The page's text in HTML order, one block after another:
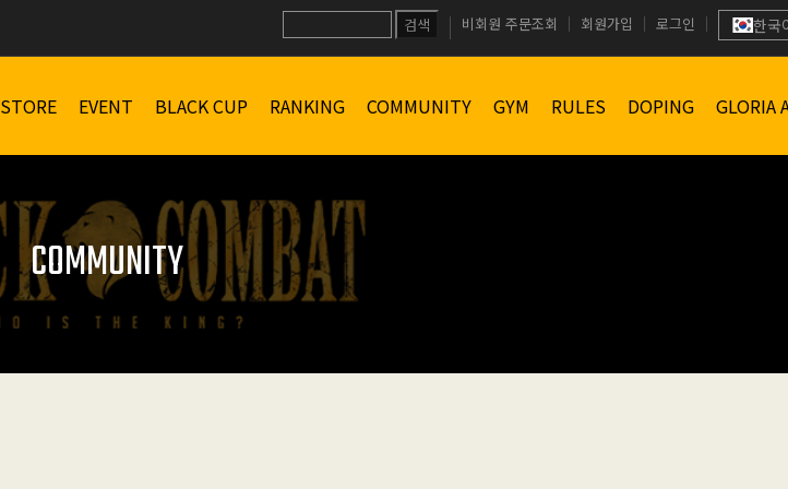
검색 비회원 주문조회 회원가입 로그인 한국
STORE EVENT BLACK CUP RANKING COMMUNITY GYM RULES DOPING GLORIA
COMMUNITY